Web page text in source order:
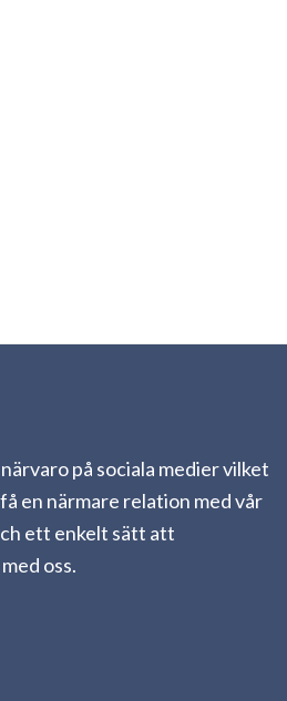
på sociala medier vilket
en närmare relation med vår
ett enkelt sätt att
oss.